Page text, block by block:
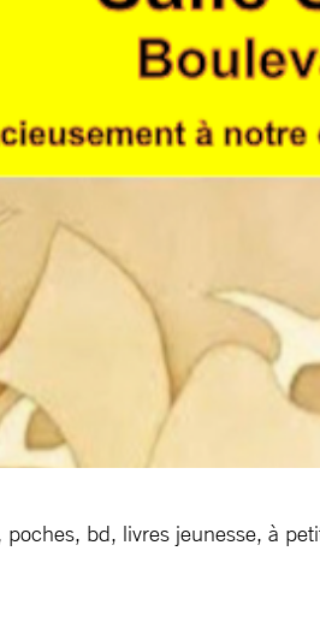
poches, bd, livres jeunesse, à